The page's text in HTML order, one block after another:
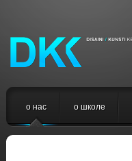
о нас o школе